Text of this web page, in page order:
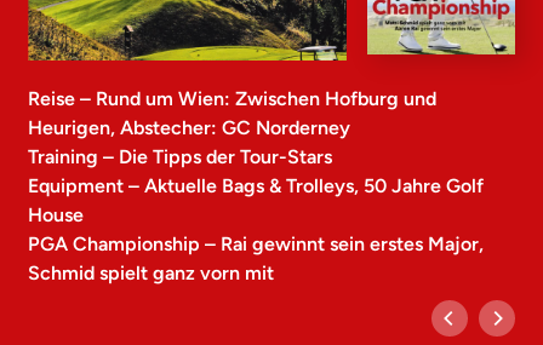
Reise – Rund um Wien: Zwischen Hofburg und
Heurigen, Abstecher: GC Norderney
Training – Die Tipps der Tour-Stars
Equipment – Aktuelle Bags & Trolleys, 50 Jahre Golf
House
PGA Championship – Rai gewinnt sein erstes Major,
Schmid spielt ganz vorn mit